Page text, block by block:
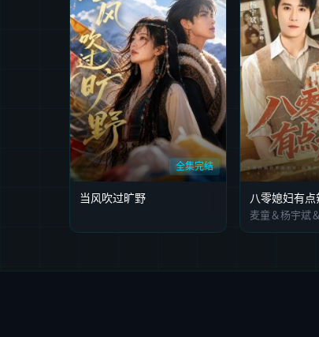
全集完结
当风吹过旷野
麦童＆杨宇斌